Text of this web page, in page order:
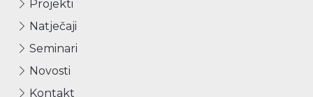
Projekti
Natječaji
Seminari
Novosti
Kontakt